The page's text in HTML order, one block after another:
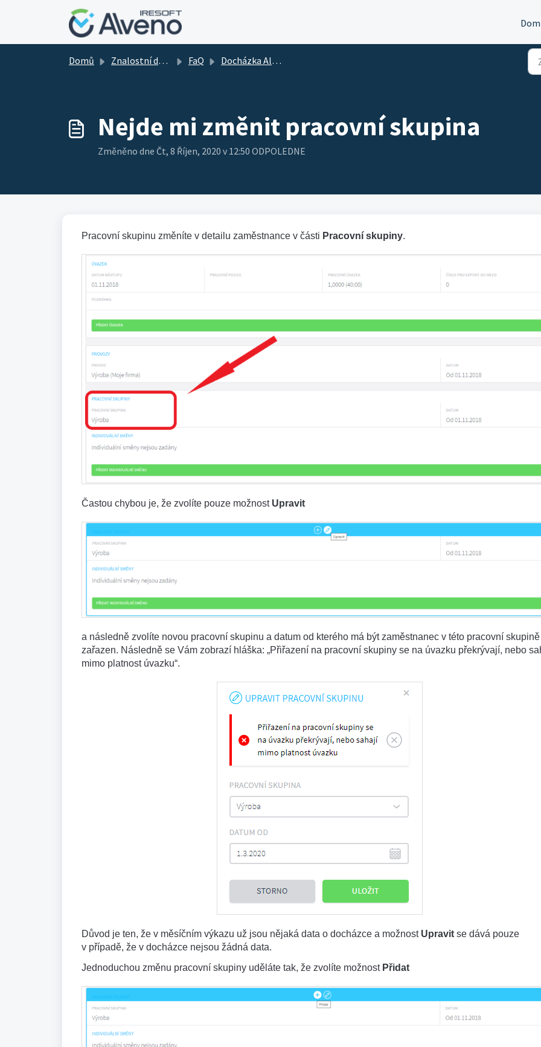
Přeskočit na hlavní obsah
Domů Znalostní databáze FaQ Docházka Alveno
Nejde mi změnit pracovní skupina
Změněno dne Čt, 8 Říjen, 2020 v 12:50 ODPOLEDNE
Pracovní skupinu změníte v detailu zaměstnance v části Pracovní skupiny.
Častou chybou je, že zvolíte pouze možnost Upravit
a následně zvolíte novou pracovní skupinu a datum od kterého má být zaměstnanec v této pracovní skupině
zařazen. Následně se Vám zobrazí hláška: „Přiřazení na pracovní skupiny se na úvazku překrývají, nebo
mimo platnost úvazku“.
Důvod je ten, že v měsíčním výkazu už jsou nějaká data o docházce a možnost Upravit se dává pouze
v případě, že v docházce nejsou žádná data.
Jednoduchou změnu pracovní skupiny uděláte tak, že zvolíte možnost Přidat